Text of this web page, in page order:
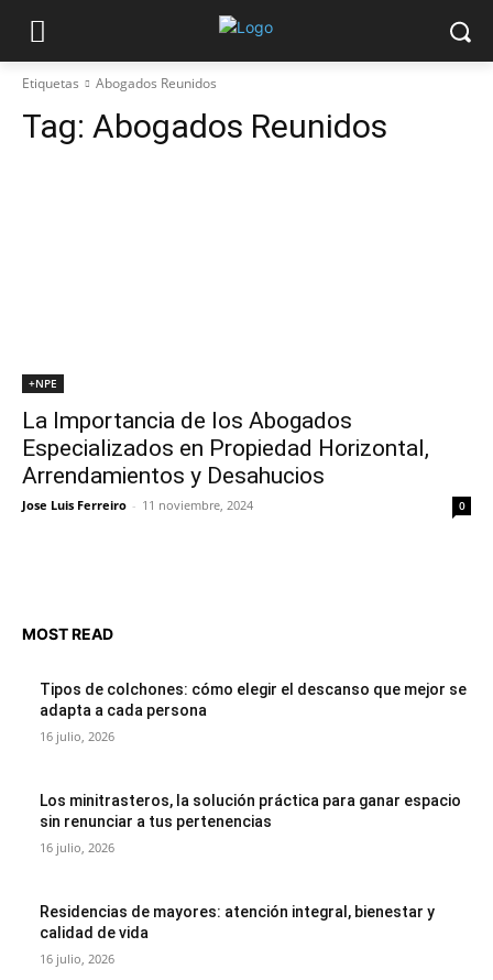
Etiquetas Abogados Reunidos
Tag: Abogados Reunidos
+NPE
La Importancia de los Abogados
Especializados en Propiedad Horizontal,
Arrendamientos y Desahucios
Jose Luis Ferreiro - 11 noviembre, 2024 0
MOST READ
Tipos de colchones: cómo elegir el descanso que mejor se
adapta a cada persona
16 julio, 2026
Los minitrasteros, la solución práctica para ganar espacio
sin renunciar a tus pertenencias
16 julio, 2026
Residencias de mayores: atención integral, bienestar y
calidad de vida
16 julio, 2026